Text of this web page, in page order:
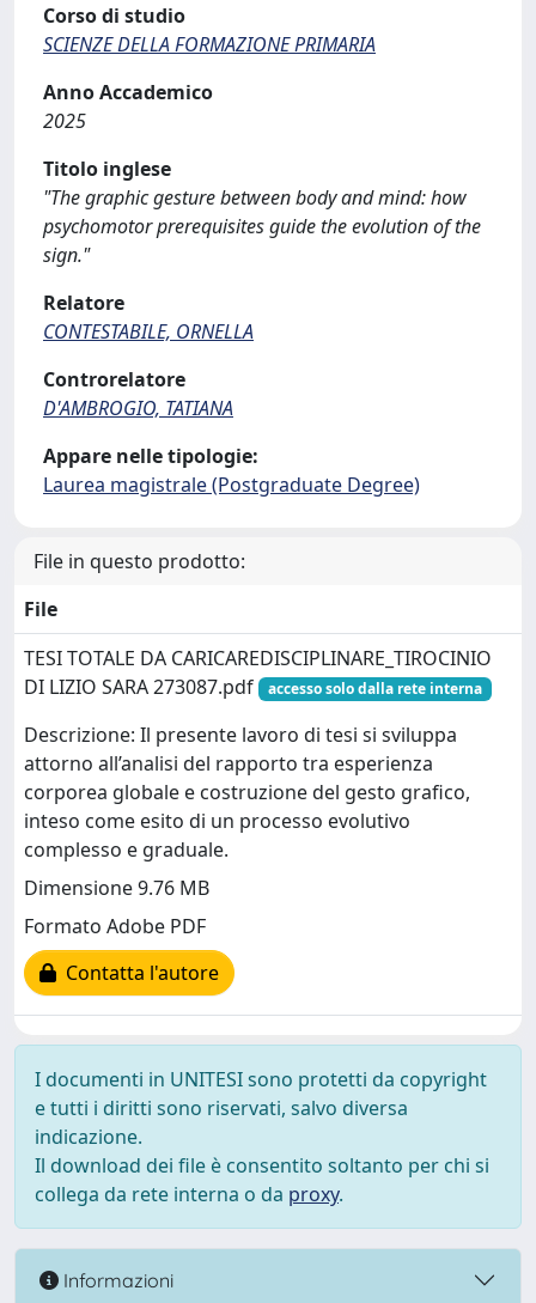
Corso di studio
SCIENZE DELLA FORMAZIONE PRIMARIA
Anno Accademico
2025
Titolo inglese
"The graphic gesture between body and mind: how
psychomotor prerequisites guide the evolution of the
sign."
Relatore
CONTESTABILE, ORNELLA
Controrelatore
D'AMBROGIO, TATIANA
Appare nelle tipologie:
Laurea magistrale (Postgraduate Degree)
File in questo prodotto:
File
TESI TOTALE DA CARICAREDISCIPLINARE_TIROCINIO
DI LIZIO SARA 273087.pdf
accesso solo dalla rete interna
Descrizione: Il presente lavoro di tesi si sviluppa
attorno all’analisi del rapporto tra esperienza
corporea globale e costruzione del gesto grafico,
inteso come esito di un processo evolutivo
complesso e graduale.
Dimensione 9.76 MB
Formato Adobe PDF
Contatta l'autore
I documenti in UNITESI sono protetti da copyright
e tutti i diritti sono riservati, salvo diversa
indicazione.
Il download dei file è consentito soltanto per chi si
collega da rete interna o da proxy.
Informazioni